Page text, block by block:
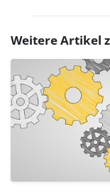
Weitere Artikel